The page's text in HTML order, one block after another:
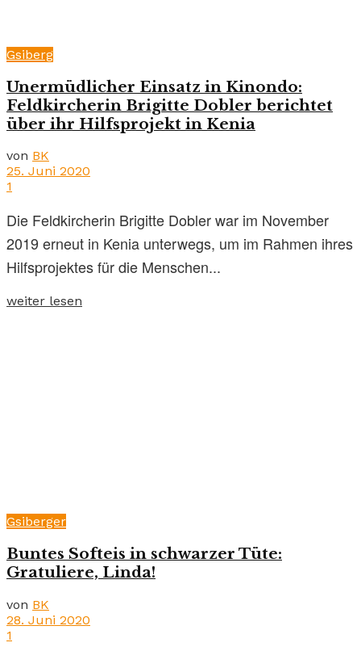
Gsiberg
Unermüdlicher Einsatz in Kinondo:
Feldkircherin Brigitte Dobler berichtet
über ihr Hilfsprojekt in Kenia
von BK
25. Juni 2020
1
Die Feldkircherin Brigitte Dobler war im November
2019 erneut in Kenia unterwegs, um im Rahmen ihres
Hilfsprojektes für die Menschen...
weiter lesen
Gsiberger
Buntes Softeis in schwarzer Tüte:
Gratuliere, Linda!
von BK
28. Juni 2020
1